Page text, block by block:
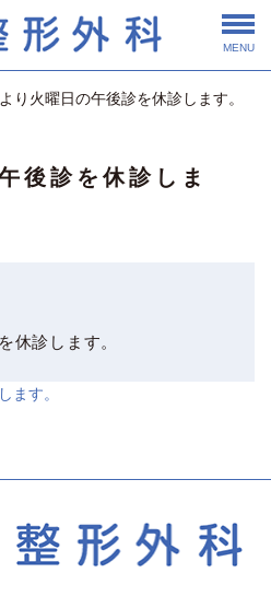
MENU
り火曜日の午後診を休診します。
後診を休診しま
休診します。
ます。